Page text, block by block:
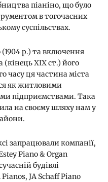
піаніно, що було
в тогочасних
суспільствах.
р.) та включення
ХІХ ст.) його
часу ця частина міста
як житловими
підприємствами. Така
на своєму шляху нам у
запрацювали компанії,
Piano & Organ
будівлі
JA Schaff Piano